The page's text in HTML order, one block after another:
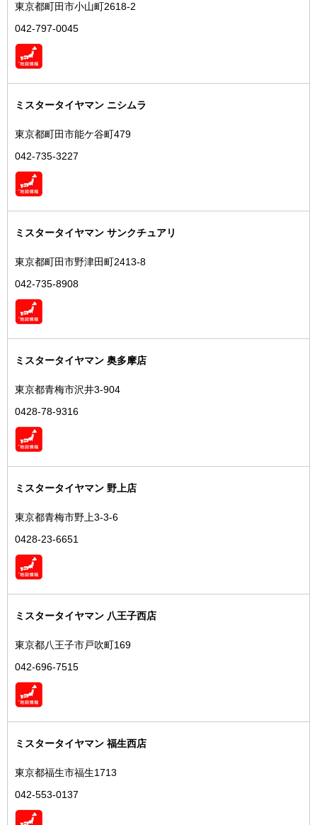
東京都町田市小山町2618-2
042-797-0045
ミスタータイヤマン ニシムラ
東京都町田市能ケ谷町479
042-735-3227
ミスタータイヤマン サンクチュアリ
東京都町田市野津田町2413-8
042-735-8908
ミスタータイヤマン 奥多摩店
東京都青梅市沢井3-904
0428-78-9316
ミスタータイヤマン 野上店
東京都青梅市野上3-3-6
0428-23-6651
ミスタータイヤマン 八王子西店
東京都八王子市戸吹町169
042-696-7515
ミスタータイヤマン 福生西店
東京都福生市福生1713
042-553-0137